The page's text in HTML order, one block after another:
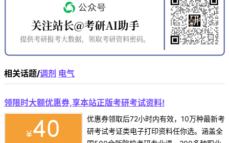
相关话题/调剂 电气
领限时大额优惠券,享本站正版考研考试资料!
优惠券领取后72小时内有效，10万种最新考
研考试考证类电子打印资料任你选。涵盖全